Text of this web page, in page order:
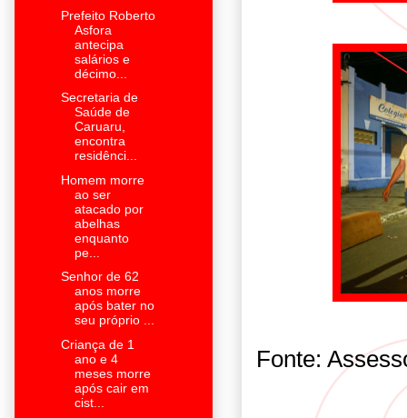
Fonte:
Prefeito Roberto
Asfora
antecipa
salários e
décimo...
Secretaria de
Saúde de
Caruaru,
encontra
residênci...
Homem morre
ao ser
atacado por
abelhas
enquanto
pe...
Senhor de 62
anos morre
após bater no
seu próprio ...
Criança de 1
ano e 4
meses morre
após cair em
cist...